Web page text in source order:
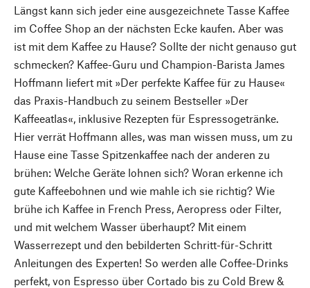
Längst kann sich jeder eine ausgezeichnete Tasse Kaffee
im Coffee Shop an der nächsten Ecke kaufen. Aber was
ist mit dem Kaffee zu Hause? Sollte der nicht genauso gut
schmecken? Kaffee-Guru und Champion-Barista James
Hoffmann liefert mit »Der perfekte Kaffee für zu Hause«
das Praxis-Handbuch zu seinem Bestseller »Der
Kaffeeatlas«, inklusive Rezepten für Espressogetränke.
Hier verrät Hoffmann alles, was man wissen muss, um zu
Hause eine Tasse Spitzenkaffee nach der anderen zu
brühen: Welche Geräte lohnen sich? Woran erkenne ich
gute Kaffeebohnen und wie mahle ich sie richtig? Wie
brühe ich Kaffee in French Press, Aeropress oder Filter,
und mit welchem Wasser überhaupt? Mit einem
Wasserrezept und den bebilderten Schritt-für-Schritt
Anleitungen des Experten! So werden alle Coffee-Drinks
perfekt, von Espresso über Cortado bis zu Cold Brew &